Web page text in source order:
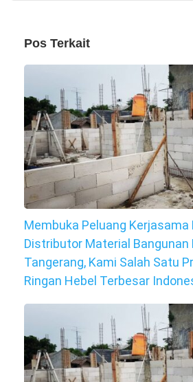
Pos Terkait
Membuka Peluang Kerjasama
Distributor Material Bangunan
Tangerang, Kami Salah Satu
Ringan Hebel Terbesar